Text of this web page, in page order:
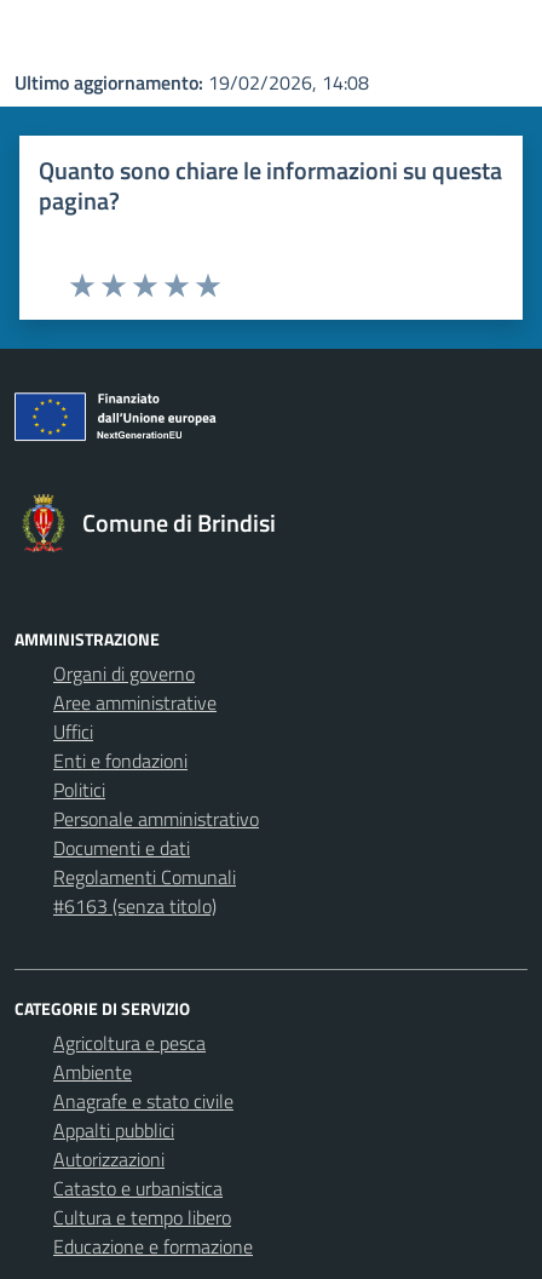
Ultimo aggiornamento: 19/02/2026, 14:08
Quanto sono chiare le informazioni su questa
pagina?
Valuta 5 stelle su 5
Valuta 4 stelle su 5
Valuta 3 stelle su 5
Valuta 2 stelle su 5
Valuta 1 stelle su 5
Comune di Brindisi
AMMINISTRAZIONE
Organi di governo
Aree amministrative
Uffici
Enti e fondazioni
Politici
Personale amministrativo
Documenti e dati
Regolamenti Comunali
#6163 (senza titolo)
CATEGORIE DI SERVIZIO
Agricoltura e pesca
Ambiente
Anagrafe e stato civile
Appalti pubblici
Autorizzazioni
Catasto e urbanistica
Cultura e tempo libero
Educazione e formazione